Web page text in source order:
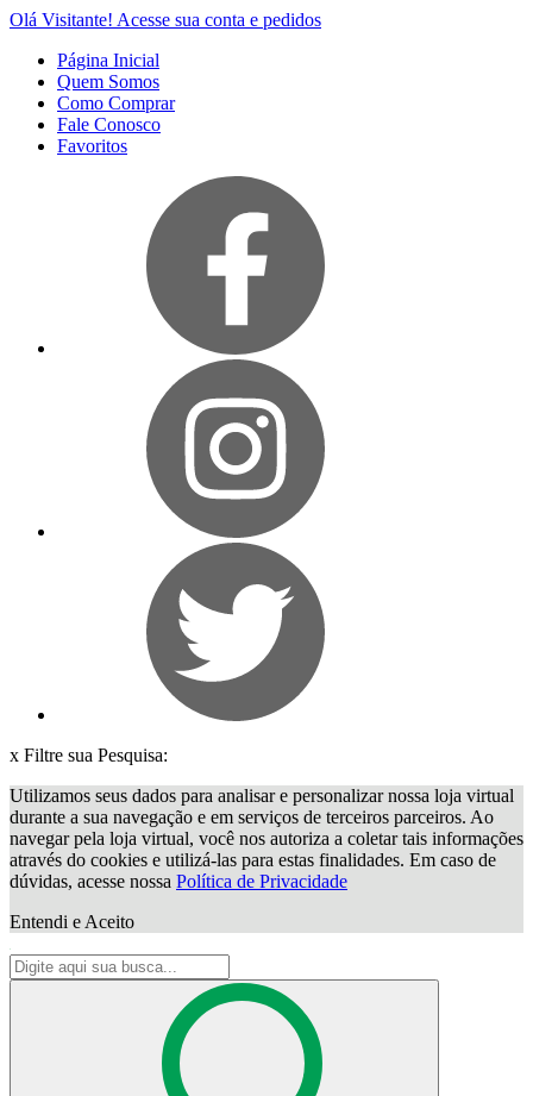
Olá Visitante! Acesse sua conta e pedidos
Página Inicial
Quem Somos
Como Comprar
Fale Conosco
Favoritos
x Filtre sua Pesquisa:
Utilizamos seus dados para analisar e personalizar nossa loja virtual
durante a sua navegação e em serviços de terceiros parceiros. Ao
navegar pela loja virtual, você nos autoriza a coletar tais informações
através do cookies e utilizá-las para estas finalidades. Em caso de
dúvidas, acesse nossa Política de Privacidade
Entendi e Aceito